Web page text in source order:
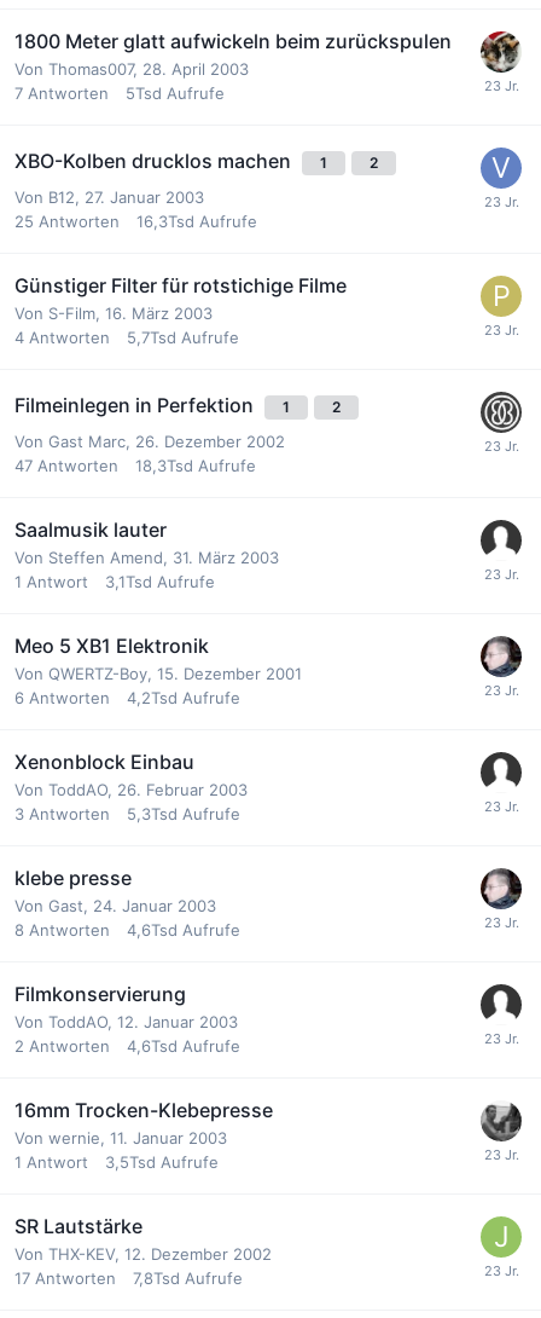
1800 Meter glatt aufwickeln beim zurückspulen
Von Thomas007, 28. April 2003
7 Antworten 5Tsd Aufrufe
XBO-Kolben drucklos machen 1 2
Von B12, 27. Januar 2003
25 Antworten 16,3Tsd Aufrufe
Günstiger Filter für rotstichige Filme
Von S-Film, 16. März 2003
4 Antworten 5,7Tsd Aufrufe
Filmeinlegen in Perfektion 1 2
Von Gast Marc, 26. Dezember 2002
47 Antworten 18,3Tsd Aufrufe
Saalmusik lauter
Von Steffen Amend, 31. März 2003
1 Antwort 3,1Tsd Aufrufe
Meo 5 XB1 Elektronik
Von QWERTZ-Boy, 15. Dezember 2001
6 Antworten 4,2Tsd Aufrufe
Xenonblock Einbau
Von ToddAO, 26. Februar 2003
3 Antworten 5,3Tsd Aufrufe
klebe presse
Von Gast, 24. Januar 2003
8 Antworten 4,6Tsd Aufrufe
Filmkonservierung
Von ToddAO, 12. Januar 2003
2 Antworten 4,6Tsd Aufrufe
16mm Trocken-Klebepresse
Von wernie, 11. Januar 2003
1 Antwort 3,5Tsd Aufrufe
SR Lautstärke
Von THX-KEV, 12. Dezember 2002
17 Antworten 7,8Tsd Aufrufe